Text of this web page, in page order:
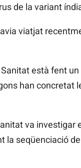
de la variant
viatjat
està fent
han concretat
va investigar
la seqüenciació